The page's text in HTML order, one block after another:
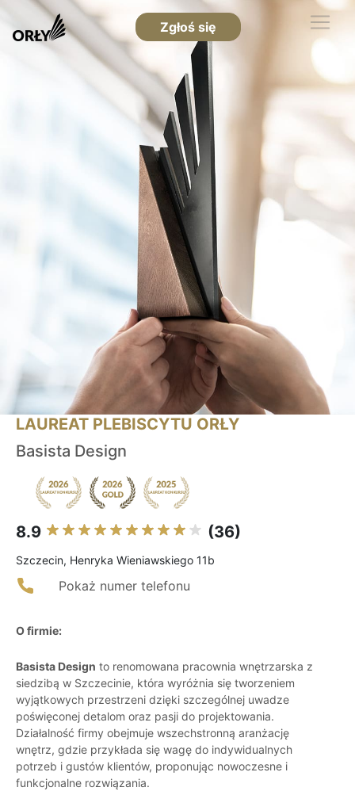
Zgłoś się
LAUREAT PLEBISCYTU ORŁY
Basista Design
8.9 (36)
Szczecin, Henryka Wieniawskiego 11b
Pokaż numer telefonu
O firmie:
Basista Design to renomowana pracownia wnętrzarska z
siedzibą w Szczecinie, która wyróżnia się tworzeniem
wyjątkowych przestrzeni dzięki szczególnej uwadze
poświęconej detalom oraz pasji do projektowania.
Działalność firmy obejmuje wszechstronną aranżację
wnętrz, gdzie przykłada się wagę do indywidualnych
potrzeb i gustów klientów, proponując nowoczesne i
funkcjonalne rozwiązania.